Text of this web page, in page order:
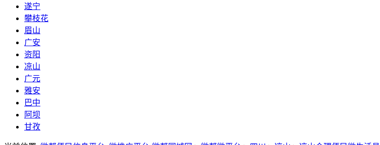
遂宁
攀枝花
眉山
广安
资阳
凉山
广元
雅安
巴中
阿坝
甘孜